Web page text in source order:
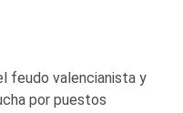
feudo valencianista y
por puestos